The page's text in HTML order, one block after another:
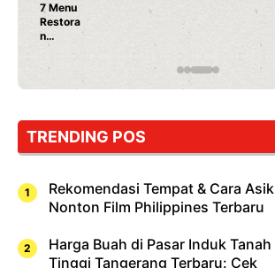
7 Menu
Restora
n
Jepang
yang
Dicoba,
Cuma
Sushi!
TRENDING POS
Rekomendasi Tempat & Cara Asik
Nonton Film Philippines Terbaru
Harga Buah di Pasar Induk Tanah
Tinggi Tangerang Terbaru: Cek